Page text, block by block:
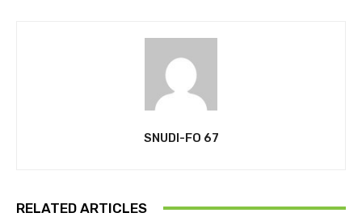
SNUDI-FO 67
RELATED ARTICLES